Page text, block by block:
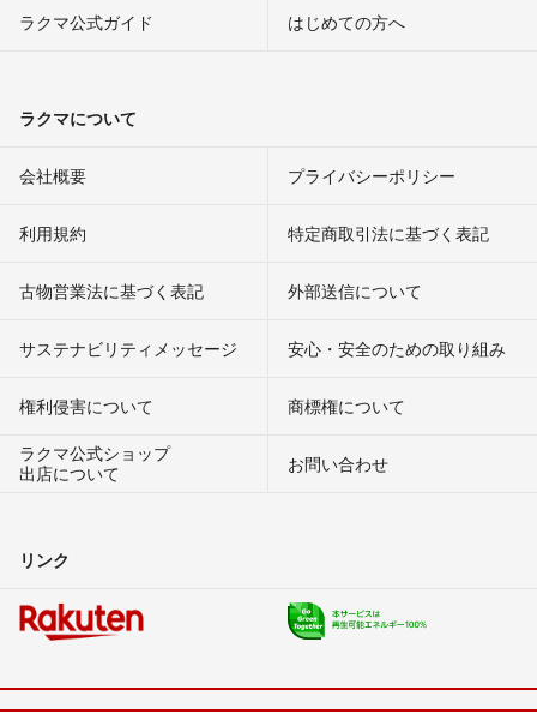
ラクマ公式ガイド はじめての方へ
ラクマについて
会社概要 プライバシーポリシー
利用規約 特定商取引法に基づく表記
古物営業法に基づく表記 外部送信について
サステナビリティメッセージ 安心・安全のための取り組み
権利侵害について
商標権について
ラクマ公式ショップ
出店について
お問い合わせ
リンク